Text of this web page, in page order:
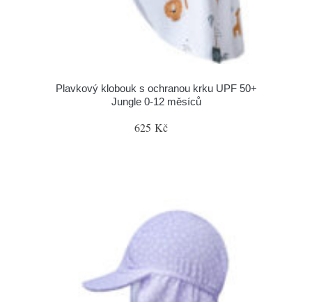
Plavkový klobouk s ochranou krku UPF 50+
Jungle 0-12 měsíců
625 Kč